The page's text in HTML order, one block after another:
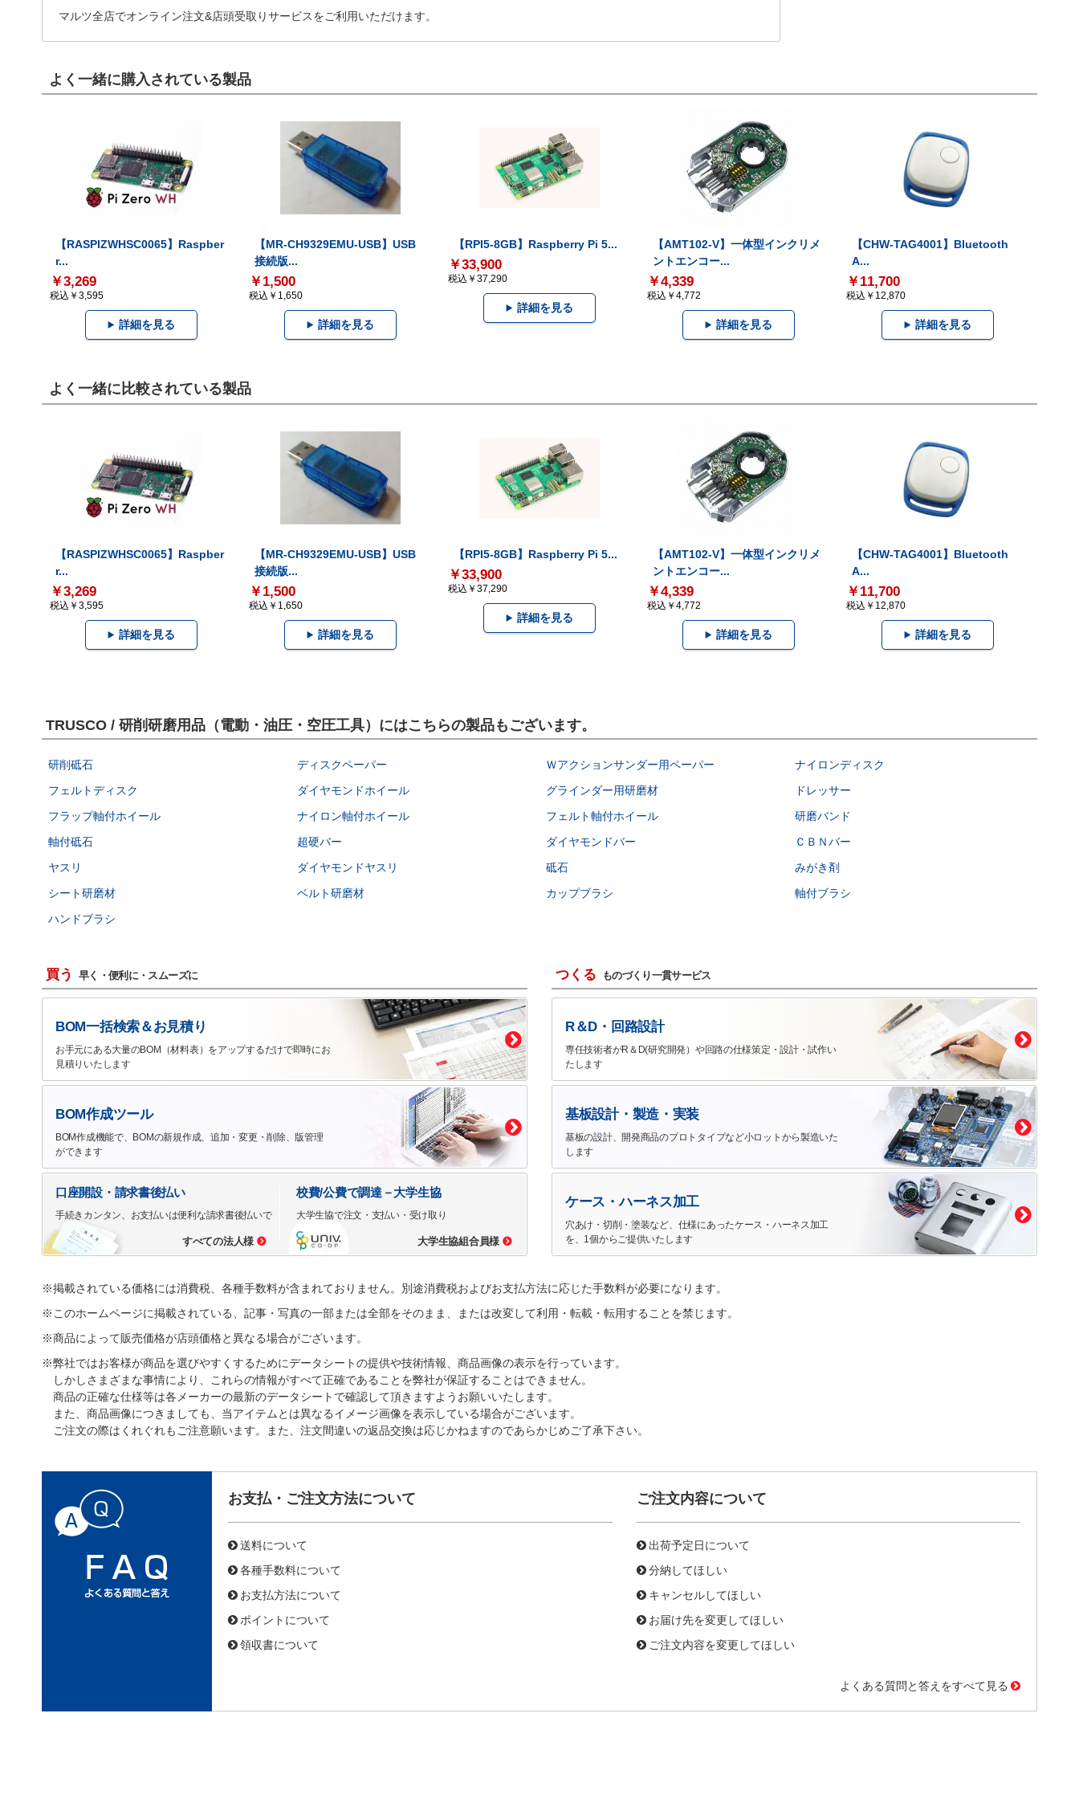
マルツ全店でオンライン注文&店頭受取りサービスをご利用いただけます。
よく一緒に購入されている製品
【RASPIZWHSC0065】Raspber
r...
￥3,269
税込￥3,595
詳細を見る
【MR-CH9329EMU-USB】USB
接続版...
￥1,500
税込￥1,650
詳細を見る
【RPI5-8GB】Raspberry Pi 5...
￥33,900
税込￥37,290
詳細を見る
【AMT102-V】一体型インクリメ
ントエンコー...
￥4,339
税込￥4,772
詳細を見る
【CHW-TAG4001】Bluetooth
A...
￥11,700
税込￥12,870
詳細を見る
よく一緒に比較されている製品
【RASPIZWHSC0065】Raspber
r...
￥3,269
税込￥3,595
詳細を見る
【MR-CH9329EMU-USB】USB
接続版...
￥1,500
税込￥1,650
詳細を見る
【RPI5-8GB】Raspberry Pi 5...
￥33,900
税込￥37,290
詳細を見る
【AMT102-V】一体型インクリメ
ントエンコー...
￥4,339
税込￥4,772
詳細を見る
【CHW-TAG4001】Bluetooth
A...
￥11,700
税込￥12,870
詳細を見る
TRUSCO / 研削研磨用品（電動・油圧・空圧工具）にはこちらの製品もございます。
研削砥石 ディスクペーパー Ｗアクションサンダー用ペーパー
ナイロンディスク
フェルトディスク
ダイヤモンドホイール グラインダー用研磨材
ドレッサー
フラップ軸付ホイール
ナイロン軸付ホイール フェルト軸付ホイール
研磨バンド
軸付砥石
超硬バー ダイヤモンドバー
ＣＢＮバー
ヤスリ
ダイヤモンドヤスリ 砥石
みがき剤
シート研磨材
ベルト研磨材 カップブラシ
軸付ブラシ
ハンドブラシ
買う 早く・便利に・スムーズに
BOM一括検索＆お見積り
お手元にある大量のBOM（材料表）をアップするだけで即時にお
見積りいたします
BOM作成ツール
BOM作成機能で、BOMの新規作成、追加・変更・削除、版管理
ができます
口座開設・請求書後払い
手続きカンタン、お支払いは便利な請求書後払いで
すべての法人様
校費/公費で調達－大学生協
大学生協で注文・支払い・受け取り
大学生協組合員様
つくる ものづくり一貫サービス
R＆D・回路設計
専任技術者がR＆D(研究開発）や回路の仕様策定・設計・試作い
たします
基板設計・製造・実装
基板の設計、開発商品のプロトタイプなど小ロットから製造いた
します
ケース・ハーネス加工
穴あけ・切削・塗装など、仕様にあったケース・ハーネス加工
を、1個からご提供いたします
※掲載されている価格には消費税、各種手数料が含まれておりません。別途消費税およびお支払方法に応じた手数料が必要になります。
※このホームページに掲載されている、記事・写真の一部または全部をそのまま、または改変して利用・転載・転用することを禁じます。
※商品によって販売価格が店頭価格と異なる場合がございます。
※弊社ではお客様が商品を選びやすくするためにデータシートの提供や技術情報、商品画像の表示を行っています。
しかしさまざまな事情により、これらの情報がすべて正確であることを弊社が保証することはできません。
商品の正確な仕様等は各メーカーの最新のデータシートで確認して頂きますようお願いいたします。
また、商品画像につきましても、当アイテムとは異なるイメージ画像を表示している場合がございます。
ご注文の際はくれぐれもご注意願います。また、注文間違いの返品交換は応じかねますのであらかじめご了承下さい。
お支払・ご注文方法について
送料について
各種手数料について
お支払方法について
ポイントについて
領収書について
ご注文内容について
出荷予定日について
分納してほしい
キャンセルしてほしい
お届け先を変更してほしい
ご注文内容を変更してほしい
よくある質問と答えをすべて見る